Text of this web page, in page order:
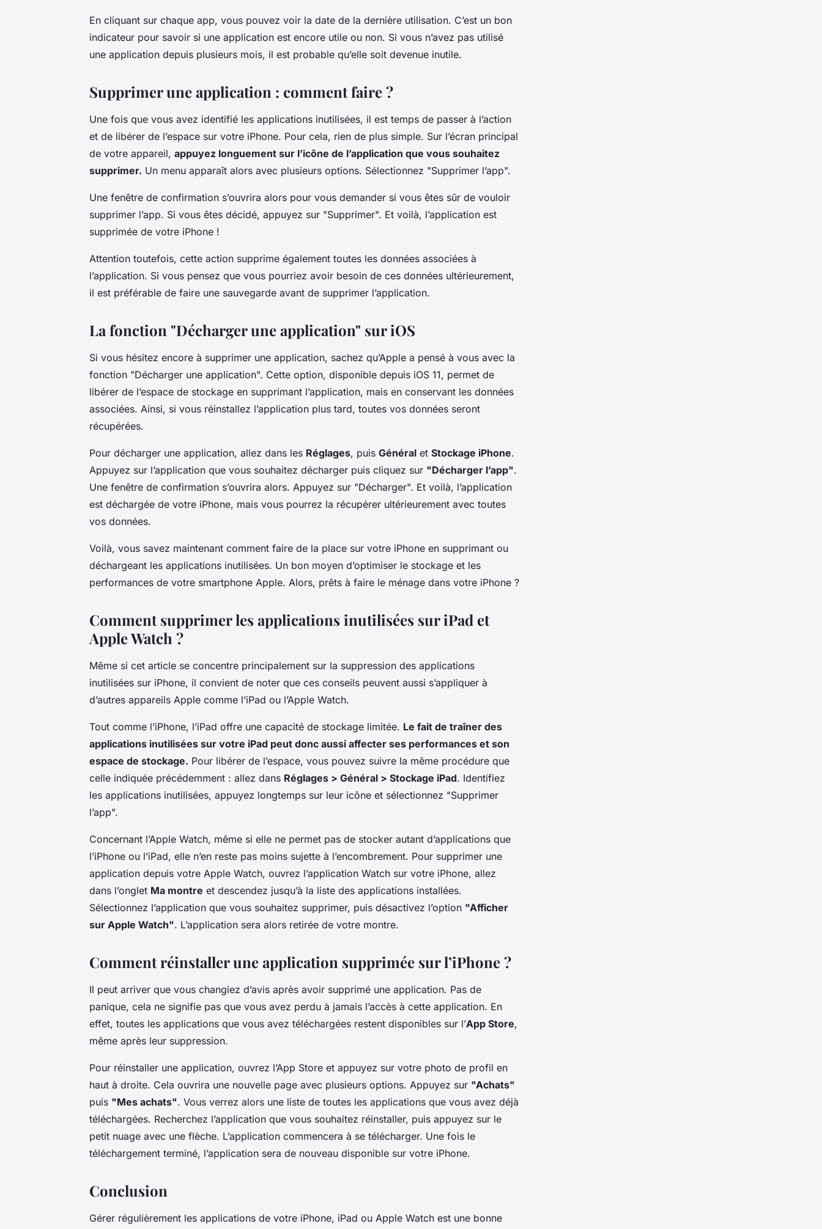
En cliquant sur chaque app, vous pouvez voir la date de la dernière utilisation. C’est un bon
indicateur pour savoir si une application est encore utile ou non. Si vous n’avez pas utilisé
une application depuis plusieurs mois, il est probable qu’elle soit devenue inutile.
Supprimer une application : comment faire ?
Une fois que vous avez identifié les applications inutilisées, il est temps de passer à l’action
et de libérer de l’espace sur votre iPhone. Pour cela, rien de plus simple. Sur l’écran principal
de votre appareil, appuyez longuement sur l’icône de l’application que vous souhaitez
supprimer. Un menu apparaît alors avec plusieurs options. Sélectionnez "Supprimer l’app".
Une fenêtre de confirmation s’ouvrira alors pour vous demander si vous êtes sûr de vouloir
supprimer l’app. Si vous êtes décidé, appuyez sur "Supprimer". Et voilà, l’application est
supprimée de votre iPhone !
Attention toutefois, cette action supprime également toutes les données associées à
l’application. Si vous pensez que vous pourriez avoir besoin de ces données ultérieurement,
il est préférable de faire une sauvegarde avant de supprimer l’application.
La fonction "Décharger une application" sur iOS
Si vous hésitez encore à supprimer une application, sachez qu’Apple a pensé à vous avec la
fonction "Décharger une application". Cette option, disponible depuis iOS 11, permet de
libérer de l’espace de stockage en supprimant l’application, mais en conservant les données
associées. Ainsi, si vous réinstallez l’application plus tard, toutes vos données seront
récupérées.
Pour décharger une application, allez dans les Réglages, puis Général et Stockage iPhone.
Appuyez sur l’application que vous souhaitez décharger puis cliquez sur "Décharger l’app".
Une fenêtre de confirmation s’ouvrira alors. Appuyez sur "Décharger". Et voilà, l’application
est déchargée de votre iPhone, mais vous pourrez la récupérer ultérieurement avec toutes
vos données.
Voilà, vous savez maintenant comment faire de la place sur votre iPhone en supprimant ou
déchargeant les applications inutilisées. Un bon moyen d’optimiser le stockage et les
performances de votre smartphone Apple. Alors, prêts à faire le ménage dans votre iPhone ?
Comment supprimer les applications inutilisées sur iPad et
Apple Watch ?
Même si cet article se concentre principalement sur la suppression des applications
inutilisées sur iPhone, il convient de noter que ces conseils peuvent aussi s’appliquer à
d’autres appareils Apple comme l’iPad ou l’Apple Watch.
Tout comme l’iPhone, l’iPad offre une capacité de stockage limitée. Le fait de traîner des
applications inutilisées sur votre iPad peut donc aussi affecter ses performances et son
espace de stockage. Pour libérer de l’espace, vous pouvez suivre la même procédure que
celle indiquée précédemment : allez dans Réglages > Général > Stockage iPad. Identifiez
les applications inutilisées, appuyez longtemps sur leur icône et sélectionnez "Supprimer
l’app".
Concernant l’Apple Watch, même si elle ne permet pas de stocker autant d’applications que
l’iPhone ou l’iPad, elle n’en reste pas moins sujette à l’encombrement. Pour supprimer une
application depuis votre Apple Watch, ouvrez l’application Watch sur votre iPhone, allez
dans l’onglet Ma montre et descendez jusqu’à la liste des applications installées.
Sélectionnez l’application que vous souhaitez supprimer, puis désactivez l’option "Afficher
sur Apple Watch". L’application sera alors retirée de votre montre.
Comment réinstaller une application supprimée sur l’iPhone ?
Il peut arriver que vous changiez d’avis après avoir supprimé une application. Pas de
panique, cela ne signifie pas que vous avez perdu à jamais l’accès à cette application. En
effet, toutes les applications que vous avez téléchargées restent disponibles sur l’App Store,
même après leur suppression.
Pour réinstaller une application, ouvrez l’App Store et appuyez sur votre photo de profil en
haut à droite. Cela ouvrira une nouvelle page avec plusieurs options. Appuyez sur "Achats"
puis "Mes achats". Vous verrez alors une liste de toutes les applications que vous avez déjà
téléchargées. Recherchez l’application que vous souhaitez réinstaller, puis appuyez sur le
petit nuage avec une flèche. L’application commencera à se télécharger. Une fois le
téléchargement terminé, l’application sera de nouveau disponible sur votre iPhone.
Conclusion
Gérer régulièrement les applications de votre iPhone, iPad ou Apple Watch est une bonne